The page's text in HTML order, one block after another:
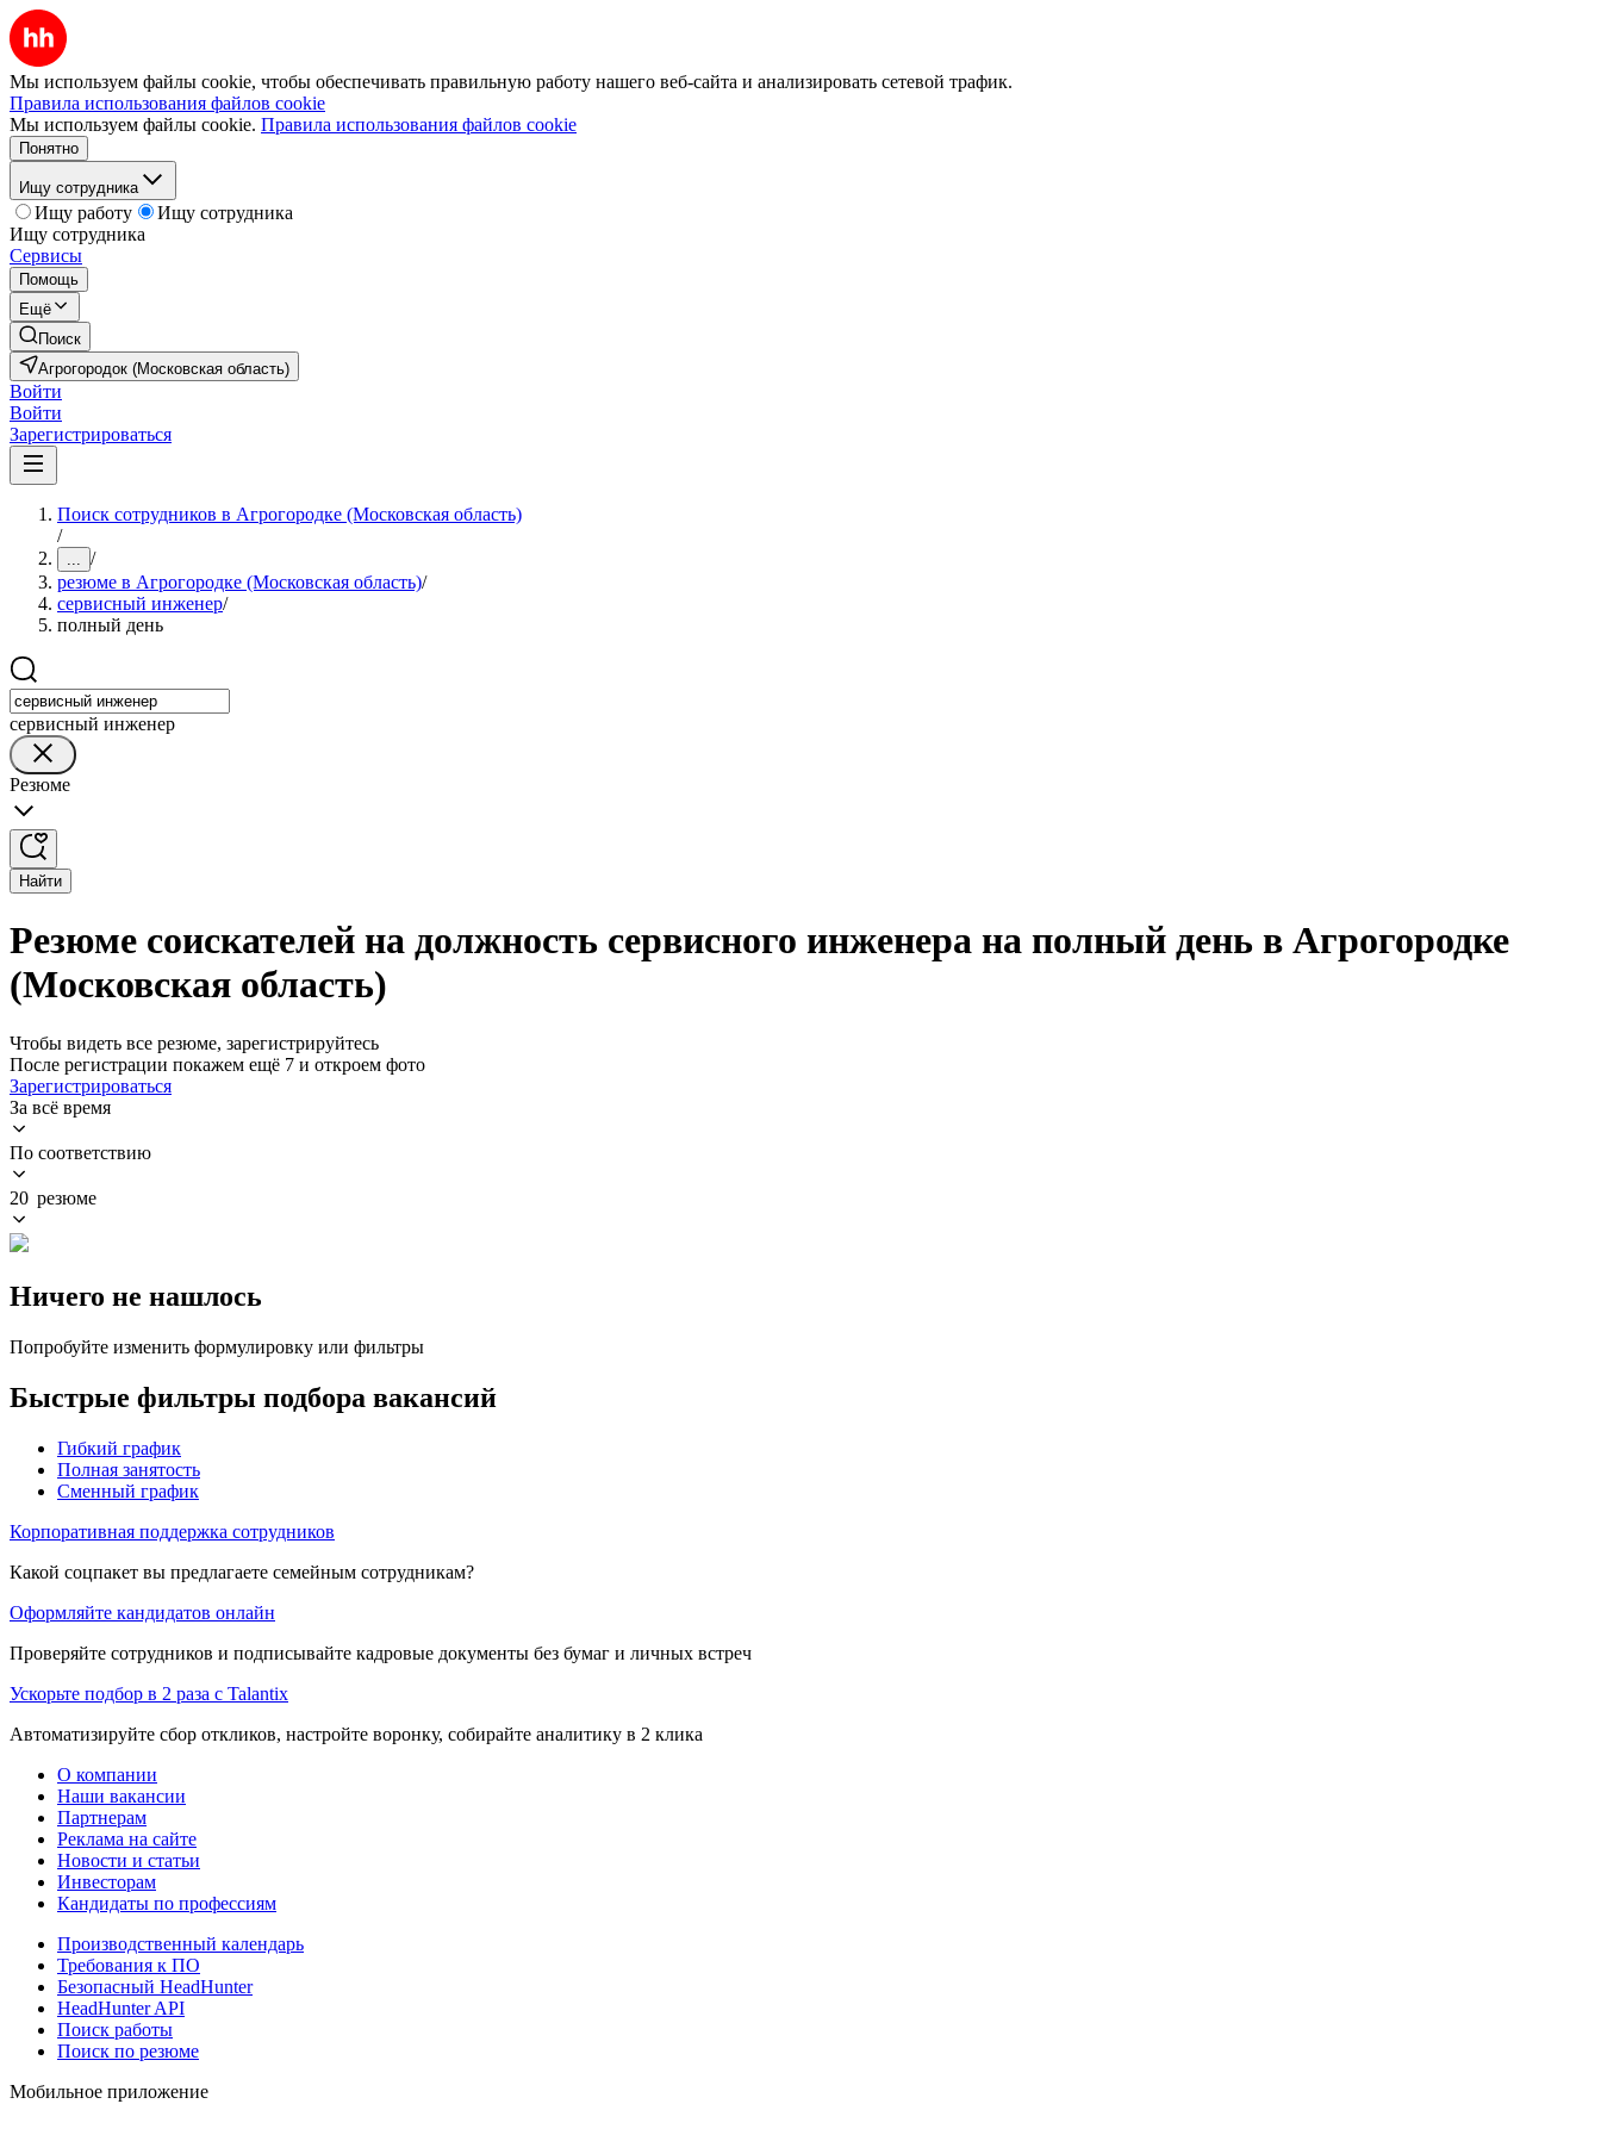
Мы используем файлы cookie, чтобы обеспечивать правильную работу нашего веб-сайта и анализировать сетевой трафик.
Правила использования файлов cookie
Мы используем файлы cookie. Правила использования файлов cookie
Понятно
Ищу сотрудника
Ищу работу
Ищу сотрудника
Ищу сотрудника
Сервисы
Помощь
Ещё
Поиск
Агрогородок (Московская область)
Войти
Войти
Зарегистрироваться
Поиск сотрудников в Агрогородке (Московская область)
/
... /
резюме в Агрогородке (Московская область)/
сервисный инженер/
полный день
сервисный инженер
Резюме
Найти
Резюме соискателей на должность сервисного инженера на полный день в Агрогородке
(Московская область)
Чтобы видеть все резюме, зарегистрируйтесь
После регистрации покажем ещё 7 и откроем фото
Зарегистрироваться
За всё время
По соответствию
20 резюме
Ничего не нашлось
Попробуйте изменить формулировку или фильтры
Быстрые фильтры подбора вакансий
Гибкий график
Полная занятость
Сменный график
Корпоративная поддержка сотрудников
Какой соцпакет вы предлагаете семейным сотрудникам?
Оформляйте кандидатов онлайн
Проверяйте сотрудников и подписывайте кадровые документы без бумаг и личных встреч
Ускорьте подбор в 2 раза с Talantix
Автоматизируйте сбор откликов, настройте воронку, собирайте аналитику в 2 клика
О компании
Наши вакансии
Партнерам
Реклама на сайте
Новости и статьи
Инвесторам
Кандидаты по профессиям
Производственный календарь
Требования к ПО
Безопасный HeadHunter
HeadHunter API
Поиск работы
Поиск по резюме
Мобильное приложение